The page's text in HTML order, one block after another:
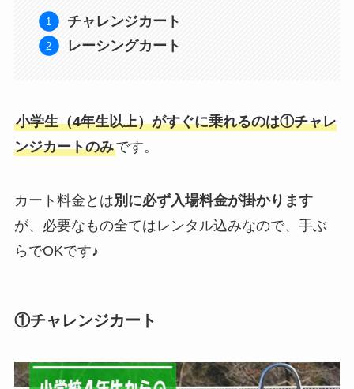
チャレンジカート
レーシングカート
小学生（4年生以上）がすぐに乗れるのは①チャレ
ンジカートのみです。
カート料金とは別に必ず入場料金が掛かります
が、必要なもの全てはレンタル込みなので、手ぶ
らでOKです♪
①チャレンジカート